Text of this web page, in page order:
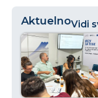
AktuelnoVidi